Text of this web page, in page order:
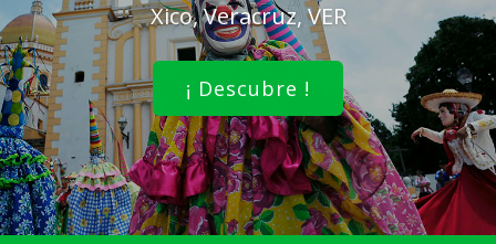
Xico, Veracruz, VER
¡ Descubre !